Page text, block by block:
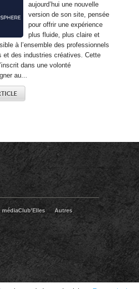
aujourd’hui une nouvelle
version de son site, pensée
pour offrir une expérience
plus fluide, plus claire et
à l’ensemble des professionnels
et des industries créatives. Cette
dans une volonté
au...
médiaClub’Elles
Autres
LinkedIn